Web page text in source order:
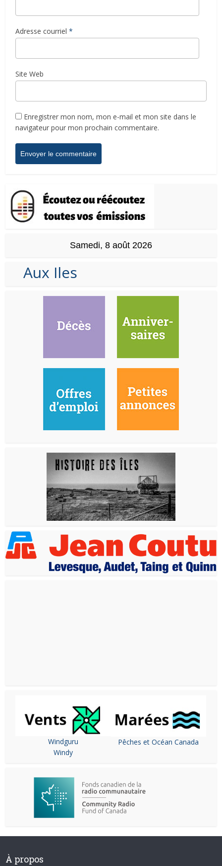
Adresse courriel *
Site Web
Enregistrer mon nom, mon e-mail et mon site dans le
navigateur pour mon prochain commentaire.
Samedi, 8 août 2026
Aux Iles
Windguru
Windy
Pêches et Océan Canada
À propos